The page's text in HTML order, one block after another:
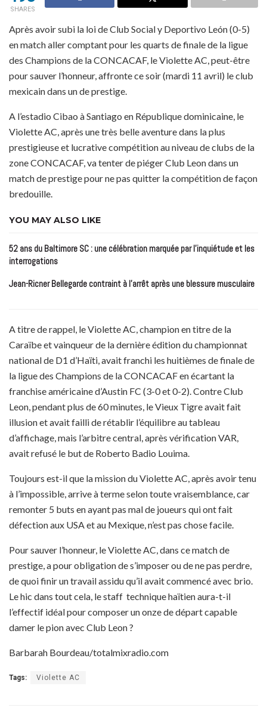
SHARES
Après avoir subi la loi de Club Social y Deportivo León (0-5)
en match aller comptant pour les quarts de finale de la ligue
des Champions de la CONCACAF, le Violette AC, peut-être
pour sauver l’honneur, affronte ce soir (mardi 11 avril) le club
mexicain dans un de prestige.
A l’estadio Cibao à Santiago en République dominicaine, le
Violette AC, après une très belle aventure dans la plus
prestigieuse et lucrative compétition au niveau de clubs de la
zone CONCACAF, va tenter de piéger Club Leon dans un
match de prestige pour ne pas quitter la compétition de façon
bredouille.
YOU MAY ALSO LIKE
52 ans du Baltimore SC : une célébration marquée par l’inquiétude et les
interrogations
Jean-Ricner Bellegarde contraint à l’arrêt après une blessure musculaire
A titre de rappel, le Violette AC, champion en titre de la
Caraïbe et vainqueur de la dernière édition du championnat
national de D1 d’Haïti, avait franchi les huitièmes de finale de
la ligue des Champions de la CONCACAF en écartant la
franchise américaine d’Austin FC (3-0 et 0-2). Contre Club
Leon, pendant plus de 60 minutes, le Vieux Tigre avait fait
illusion et avait failli de rétablir l’équilibre au tableau
d’affichage, mais l’arbitre central, après vérification VAR,
avait refusé le but de Roberto Badio Louima.
Toujours est-il que la mission du Violette AC, après avoir tenu
à l’impossible, arrive à terme selon toute vraisemblance, car
remonter 5 buts en ayant pas mal de joueurs qui ont fait
défection aux USA et au Mexique, n’est pas chose facile.
Pour sauver l’honneur, le Violette AC, dans ce match de
prestige, a pour obligation de s’imposer ou de ne pas perdre,
de quoi finir un travail assidu qu’il avait commencé avec brio.
Le hic dans tout cela, le staff technique haïtien aura-t-il
l’effectif idéal pour composer un onze de départ capable
damer le pion avec Club Leon ?
Barbarah Bourdeau/totalmixradio.com
Tags: Violette AC